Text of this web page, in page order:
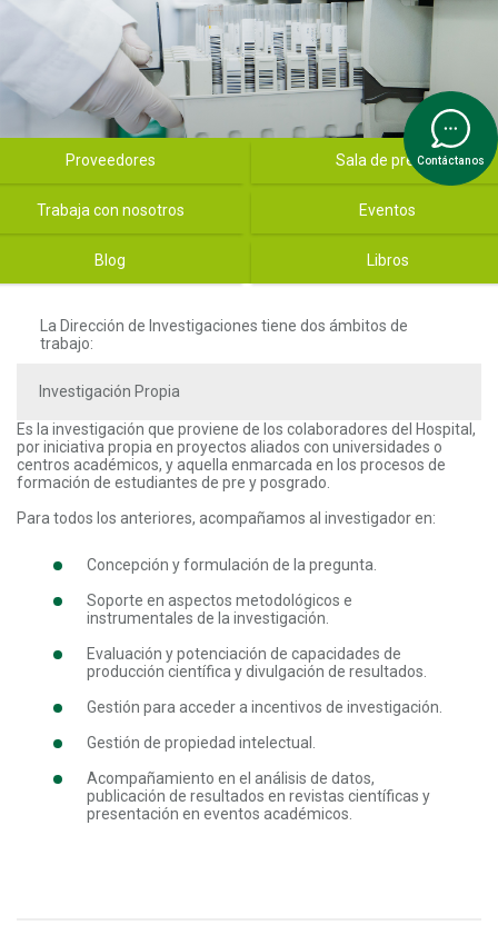
Proveedores Sala de prensa
Trabaja con nosotros Eventos
Blog Libros
La Dirección de Investigaciones tiene dos ámbitos de
trabajo:
Investigación Propia
Es la investigación que proviene de los colaboradores del Hospital,
por iniciativa propia en proyectos aliados con universidades o
centros académicos, y aquella enmarcada en los procesos de
formación de estudiantes de pre y posgrado.
Para todos los anteriores, acompañamos al investigador en:
Concepción y formulación de la pregunta.
Soporte en aspectos metodológicos e
instrumentales de la investigación.
Evaluación y potenciación de capacidades de
producción científica y divulgación de resultados.
Gestión para acceder a incentivos de investigación.
Gestión de propiedad intelectual.
Acompañamiento en el análisis de datos,
publicación de resultados en revistas científicas y
presentación en eventos académicos.
Contáctanos